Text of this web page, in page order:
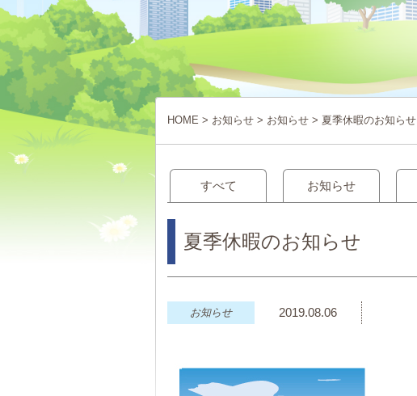
HOME > お知らせ > お知らせ > 夏季休暇のお知らせ
すべて お知らせ
夏季休暇のお知らせ
お知らせ 2019.08.06